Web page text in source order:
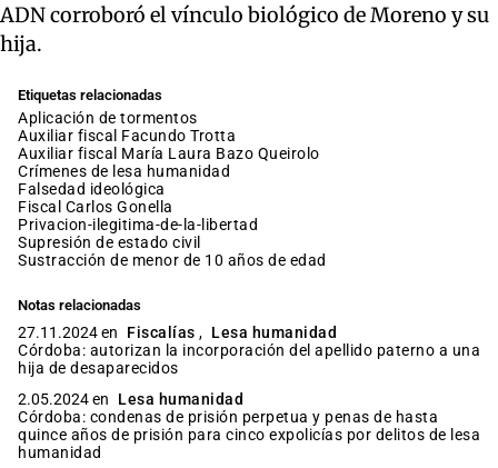
ADN corroboró el vínculo biológico de Moreno y su
hija.
Etiquetas relacionadas
aplicación de tormentos
auxiliar fiscal Facundo Trotta
auxiliar fiscal María Laura Bazo Queirolo
crímenes de lesa humanidad
falsedad ideológica
fiscal Carlos Gonella
privacion-ilegitima-de-la-libertad
supresión de estado civil
sustracción de menor de 10 años de edad
Notas relacionadas
27.11.2024 en Fiscalías , Lesa humanidad
Córdoba: autorizan la incorporación del apellido paterno a una
hija de desaparecidos
2.05.2024 en
Lesa humanidad
Córdoba: condenas de prisión perpetua y penas de hasta
quince años de prisión para cinco expolicías por delitos de lesa
humanidad